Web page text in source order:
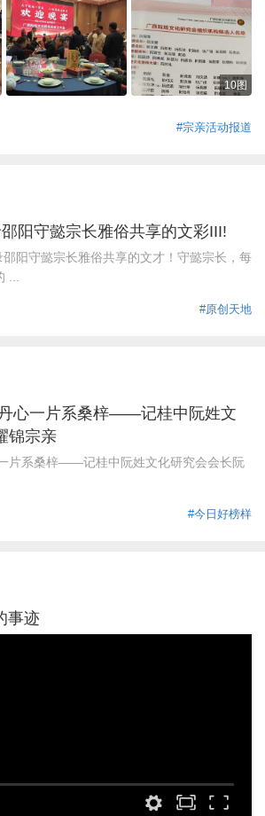
10图
#宗亲活动报道
阳守懿宗长雅俗共享的文彩III!
邵阳守懿宗长雅俗共享的文才！守懿宗长，每
...
#原创天地
心一片系桑梓——记桂中阮姓文
锦宗亲
片系桑梓——记桂中阮姓文化研究会会长阮
#今日好榜样
事迹